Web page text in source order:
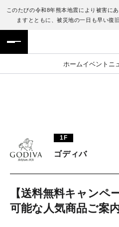
このたびの令和8年熊本地震により被害に
ますとともに、被災地の一日も早い復
ホームイベント ニ
フロアガイド
施設案内・アクセス
TAX FREE
JP
ENGLISH
繁体字
日本語
1F
ゴディバ
【送料無料キャンペ
可能な人気商品ご案